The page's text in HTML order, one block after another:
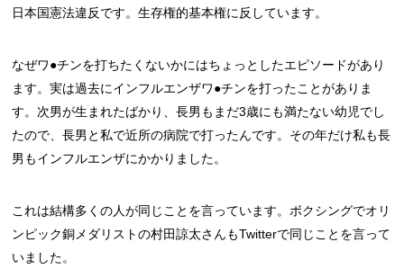
日本国憲法違反です。生存権的基本権に反しています。
なぜワ●チンを打ちたくないかにはちょっとしたエピソードがあり
ます。実は過去にインフルエンザワ●チンを打ったことがありま
す。次男が生まれたばかり、長男もまだ3歳にも満たない幼児でし
たので、長男と私で近所の病院で打ったんです。その年だけ私も長
男もインフルエンザにかかりました。
これは結構多くの人が同じことを言っています。ボクシングでオリ
ンピック銅メダリストの村田諒太さんもTwitterで同じことを言って
いました。